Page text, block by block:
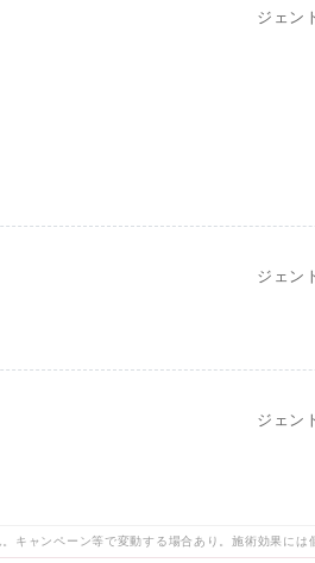
ジェン
ジェン
ジェン
キャンペーン等で変動する場合あり。施術効果には